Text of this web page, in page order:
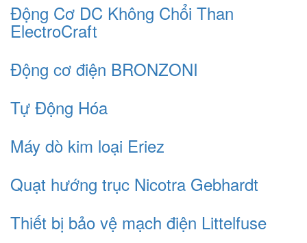
Động Cơ DC Không Chổi Than
ElectroCraft
Động cơ điện BRONZONI
Tự Động Hóa
Máy dò kim loại Eriez
Quạt hướng trục Nicotra Gebhardt
Thiết bị bảo vệ mạch điện Littelfuse